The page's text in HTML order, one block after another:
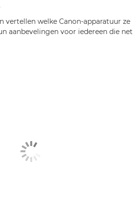
vertellen welke Canon-apparatuur ze
aanbevelingen voor iedereen die net